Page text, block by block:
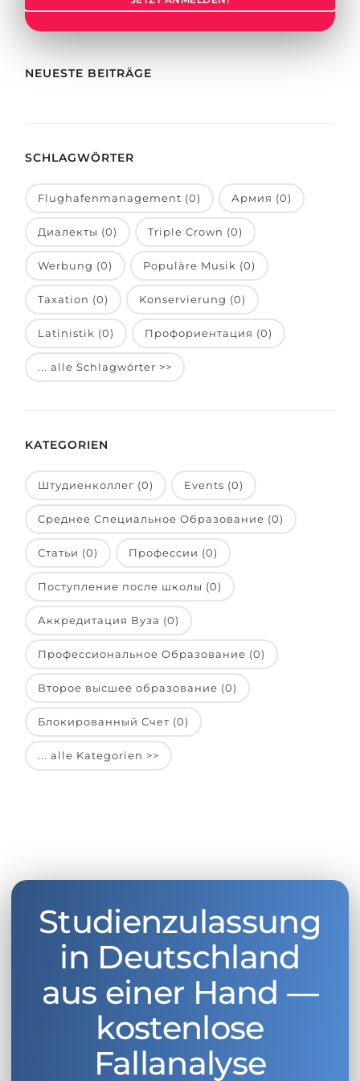
Berufe
Holland-Test
Interessenkarte-Test
RIASEC-Test
Erfolgzu
100%
BEWERBEN FÜR FACHRICHTUNG …
BEWERBEN AUS …
Russland
Ukraine
Kasachstan
Aserbaidschan
Armenien
Belarus
BERATUNG BUCHEN
NEUESTE BEITRÄGE
SCHLAGWÖRTER
Flughafenmanagement (0) Армия (0)
Диалекты (0) Triple Crown (0)
Werbung (0) Populäre Musik (0)
Taxation (0) Konservierung (0)
Latinistik (0) Профориентация (0)
... alle Schlagwörter >>
KATEGORIEN
Штудиенколлег (0) Events (0)
Среднее Специальное Образование (0)
Статьи (0) Профессии (0)
Поступление после школы (0)
Аккредитация Вуза (0)
Профессиональное Образование (0)
Второе высшее образование (0)
Блокированный Счет (0)
... alle Kategorien >>
Studienzulassung
in Deutschland
aus einer Hand —
kostenlose
Fallanalyse